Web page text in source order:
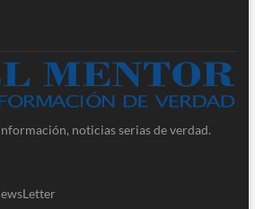
noticias serias de verdad.